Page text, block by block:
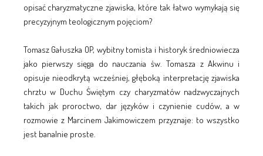
opisać charyzmatyczne zjawiska, które tak łatwo wymykają się
precyzyjnym teologicznym pojęciom?
Tomasz Gałuszka OP, wybitny tomista i historyk średniowiecza
jako pierwszy sięga do nauczania św. Tomasza z Akwinu i
opisuje nieodkrytą wcześniej, głęboką interpretację zjawiska
chrztu w Duchu Świętym czy charyzmatów nadzwyczajnych
takich jak proroctwo, dar języków i czynienie cudów, a w
rozmowie z Marcinem Jakimowiczem przyznaje: to wszystko
jest banalnie proste.